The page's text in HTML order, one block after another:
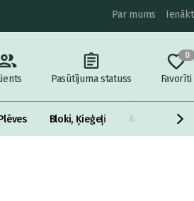
Par mums Ienākt
Pasūtījuma statuss
0
Favorīti
Bloki, Ķieģeļi Armatūra un